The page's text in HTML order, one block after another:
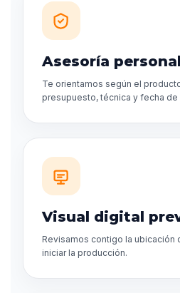
Asesoría
Te orientamos según el
presupuesto, técnica y fecha de
Visual digital
Revisamos contigo la ubicación
iniciar la producción.